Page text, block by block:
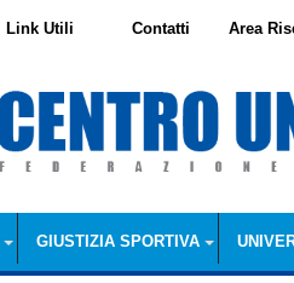
GIUSTIZIA SPORTIVA
Link Utili Contatti Area